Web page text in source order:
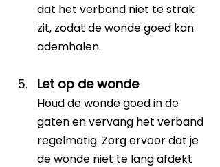
dat het verband niet te strak
zit, zodat de wonde goed kan
ademhalen.
Let op de wonde
Houd de wonde goed in de
gaten en vervang het verband
regelmatig. Zorg ervoor dat je
de wonde niet te lang afdekt